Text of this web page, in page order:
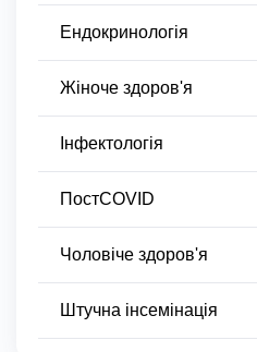
Ендокринологія
Жіноче здоров'я
Інфектологія
ПостCOVID
Чоловіче здоров'я
Штучна інсемінація